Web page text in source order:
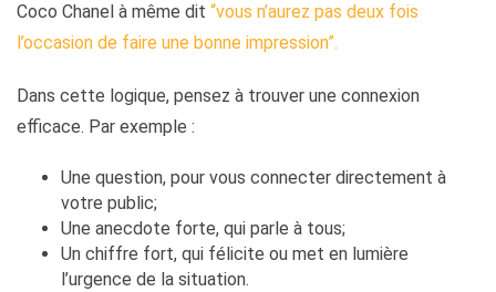
Coco Chanel à même dit “vous n’aurez pas deux fois
l’occasion de faire une bonne impression”.
Dans cette logique, pensez à trouver une connexion
efficace. Par exemple :
Une question, pour vous connecter directement à
votre public;
Une anecdote forte, qui parle à tous;
Un chiffre fort, qui félicite ou met en lumière
l’urgence de la situation.